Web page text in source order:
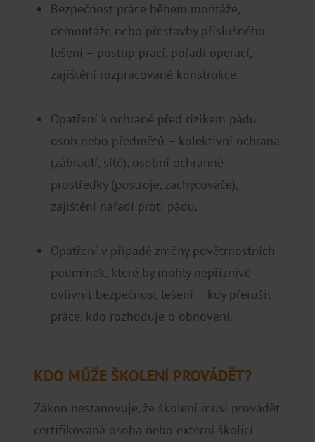
Bezpečnost práce během montáže,
demontáže nebo přestavby příslušného
lešení – postup prací, pořadí operací,
zajištění rozpracované konstrukce.
Opatření k ochraně před rizikem pádu
osob nebo předmětů – kolektivní ochrana
(zábradlí, sítě), osobní ochranné
prostředky (postroje, zachycovače),
zajištění nářadí proti pádu.
Opatření v případě změny povětrnostních
podmínek, které by mohly nepříznivě
ovlivnit bezpečnost lešení – kdy přerušit
práce, kdo rozhoduje o obnovení.
KDO MŮŽE ŠKOLENÍ PROVÁDĚT?
Zákon nestanovuje, že školení musí provádět
certifikovaná osoba nebo externí školicí